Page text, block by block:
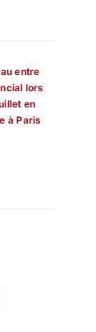
entre
lors
en
à Paris